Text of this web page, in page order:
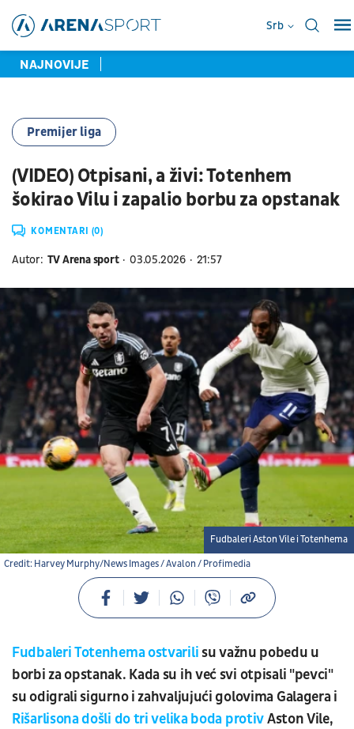
Srb
NAJNOVIJE
Premijer liga
(VIDEO) Otpisani, a živi: Totenhem
šokirao Vilu i zapalio borbu za opstanak
KOMENTARI (0)
Autor: TV Arena sport 03.05.2026 21:57
Credit: Harvey Murphy/News Images / Avalon / Profimedia
Fudbaleri Aston Vile i Totenhema
Fudbaleri Totenhema ostvarili su važnu pobedu u
borbi za opstanak. Kada su ih već svi otpisali "pevci"
su odigrali sigurno i zahvaljujući golovima Galagera i
Rišarlisona došli do tri velika boda protivAston Vile,